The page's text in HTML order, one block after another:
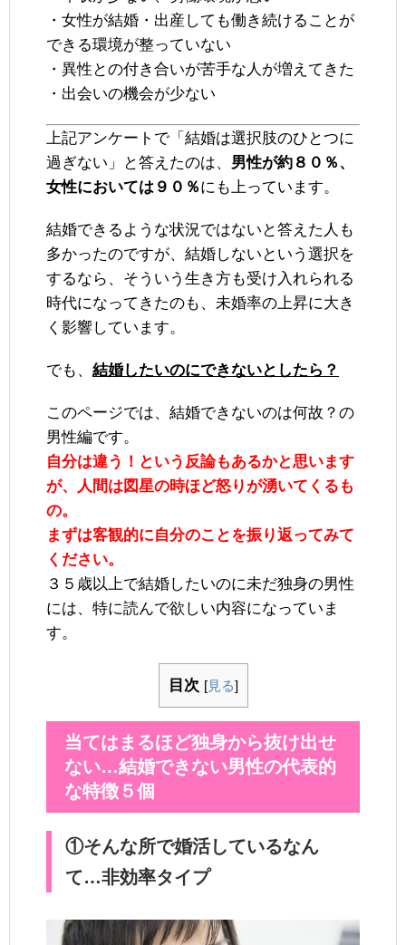
・女性が結婚・出産しても働き続けることが
できる環境が整っていない
・異性との付き合いが苦手な人が増えてきた
・出会いの機会が少ない
上記アンケートで「結婚は選択肢のひとつに
過ぎない」と答えたのは、 男性が約８０％、
女性においては９０％にも上っています。
結婚できるような状況ではないと答えた人も
多かったのですが、結婚しないという選択を
するなら、そういう生き方も受け入れられる
時代になってきたのも、未婚率の上昇に大き
く影響しています。
でも、 結婚したいのにできないとしたら？
このページでは、結婚できないのは何故？の
男性編です。
自分は違う！という反論もあるかと思います
が、人間は図星の時ほど怒りが湧いてくるも
の。
まずは客観的に自分のことを振り返ってみて
ください。
３５歳以上で結婚したいのに未だ独身の男性
には、特に読んで欲しい内容になっていま
す。
目次 [見る]
当てはまるほど独身から抜け出せ
ない…結婚できない男性の代表的
な特徴５個
①そんな所で婚活しているなん
て…非効率タイプ